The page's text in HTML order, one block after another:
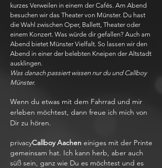
kurzes Verweilen in einem der Cafés. Am Abend
besuchen wir das Theater von Münster. Du hast
die Wahl zwischen Oper, Ballett, Theater oder
einem Konzert. Was würde dir gefallen? Auch am
Abend bietet Münster Vielfalt. So lassen wir den
Abend in einer der belebten Kneipen der Altstadt
ausklingen.
Was danach passiert wissen nur du und Callboy
Münster.
Wenn du etwas mit dem Fahrrad und mir
erleben möchtest, dann freue ich mich von
Dir zu hören.
privacyCallboy Aachen einiges mit der Printe
gemeinsam hat. Ich kann herb, aber auch
süß sein, ganz wie Du es möchtest und es